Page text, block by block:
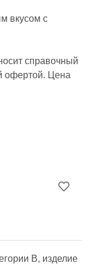
вкусом с
справочный
офертой. Цена
В, изделие